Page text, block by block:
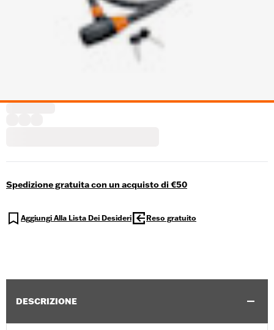
Spedizione gratuita con un acquisto di €50
Aggiungi Alla Lista Dei Desideri Reso gratuito
DESCRIZIONE